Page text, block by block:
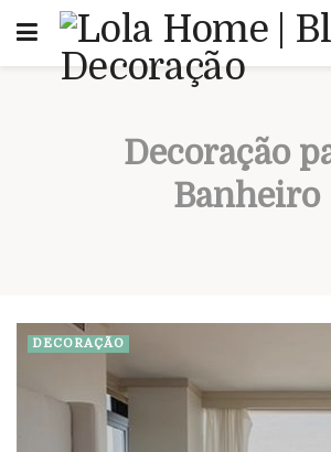
Decoração
Banheiro
DECORAÇÃO